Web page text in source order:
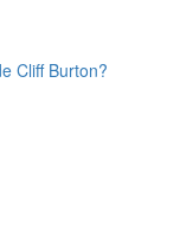
Cliff Burton?